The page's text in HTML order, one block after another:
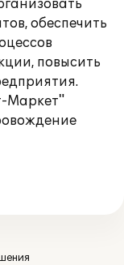
обеспечить
повысить
Маркет"